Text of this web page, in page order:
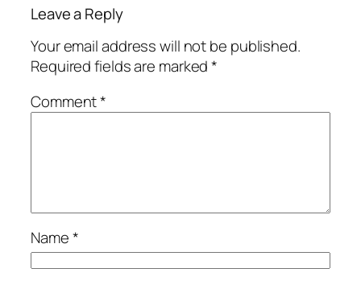
Leave a Reply
Your email address will not be published.
Required fields are marked*
Comment*
Name*